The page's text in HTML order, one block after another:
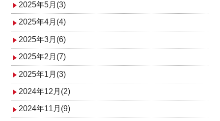
2025年5月(3)
2025年4月(4)
2025年3月(6)
2025年2月(7)
2025年1月(3)
2024年12月(2)
2024年11月(9)